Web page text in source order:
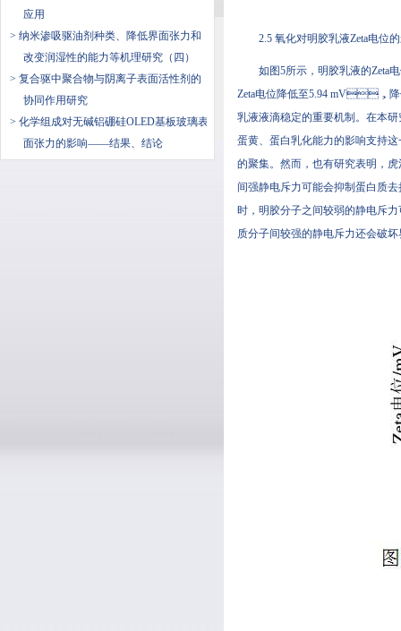
应用
> 纳米渗吸驱油剂种类、降低界面张力和
改变润湿性的能力等机理研究（四）
> 复合驱中聚合物与阴离子表面活性剂的
协同作用研究
> 化学组成对无碱铝硼硅OLED基板玻璃表
面张力的影响——结果、结论
2.5 氧化对明胶乳液Zeta电位
如图5所示，明胶乳液的
Zeta电位降低至5.94 mV，降低
乳液液滴稳定的重要机制。在本
蛋黄、蛋白乳化能力的影响支持这
的聚集。然而，也有研究表明
间强静电斥力可能会抑制蛋白质去
时，明胶分子之间较弱的静电斥
质分子间较强的静电斥力还会破坏界